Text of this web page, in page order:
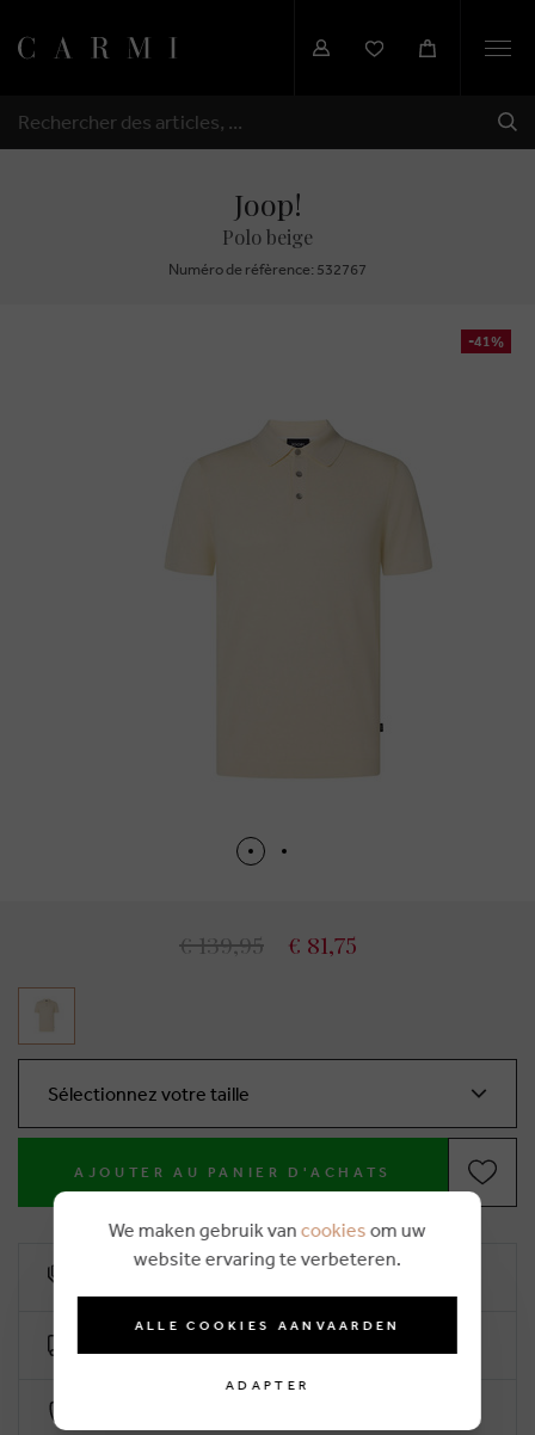
RECHERCHER
Joop!
Polo beige
Numéro de réfèrence: 532767
-41%
€ 139,95 € 81,75
Sélectionnez votre taille
AJOUTER AU PANIER D'ACHATS
We maken gebruik van cookies om uw
website ervaring te verbeteren.
ALLE COOKIES AANVAARDEN
ADAPTER